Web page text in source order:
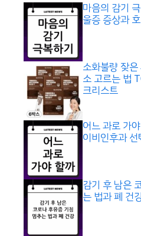
마음의 감기
울증 증상과
소화불량 잦
소 고르는 법
크리스트
어느 과로 가
이비인후과
감기 후 남은
는 법과 폐 건